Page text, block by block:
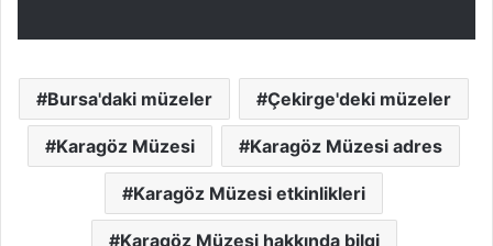
Bursa'daki müzeler Çekirge'deki müzeler
Karagöz Müzesi Karagöz Müzesi adres
Karagöz Müzesi etkinlikleri
Karagöz Müzesi hakkında bilgi